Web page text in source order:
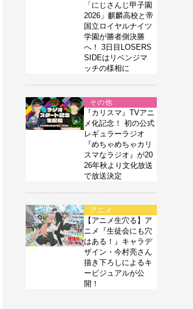
「にじさんじ甲子園
2026」麒麟高校と帝
国立ロイヤルナイツ
学園が勝者側決勝
へ！ 3日目LOSERS
SIDEはリベンジマ
ッチの様相に
その他
『カリスマ』TVアニ
メ化記念！ 初の公式
レギュラーラジオ
『めちゃめちゃカリ
スマなラジオ』が20
26年秋より文化放送
で放送決定
アニメ
【アニメ生穴る】ア
ニメ『生徒会にも穴
はある！』キャラデ
ザイン・今村亮さん
描き下ろしによるキ
ービジュアルが公
開！